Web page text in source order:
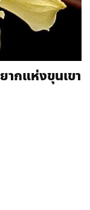
กแห่งขุนเขา